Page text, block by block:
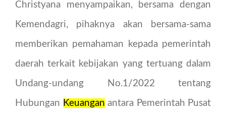
Christyana menyampaikan, bersama dengan
Kemendagri, pihaknya akan bersama-sama
memberikan pemahaman kepada pemerintah
daerah terkait kebijakan yang tertuang dalam
Undang-undang No.1/2022 tentang
Hubungan Keuangan antara Pemerintah Pusat